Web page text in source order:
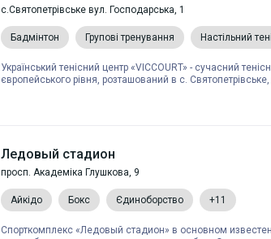
с.Святопетрівське вул. Господарська, 1
Бадмінтон Групові тренування Настільний
Український тенісний центр «VICCOURT» - сучасний
європейського рівня, розташований в с.
Ледовый стадион
просп. Академіка Глушкова, 9
Айкідо Бокс Єдиноборство +11
Спорткомплекс «Ледовый стадион» в основном